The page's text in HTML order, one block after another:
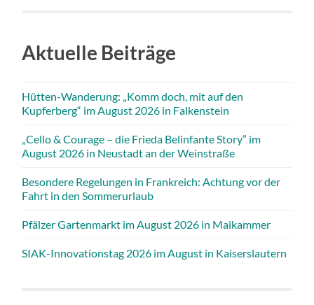
Aktuelle Beiträge
Hütten-Wanderung: „Komm doch, mit auf den
Kupferberg“ im August 2026 in Falkenstein
„Cello & Courage – die Frieda Belinfante Story” im
August 2026 in Neustadt an der Weinstraße
Besondere Regelungen in Frankreich: Achtung vor der
Fahrt in den Sommerurlaub
Pfälzer Gartenmarkt im August 2026 in Maikammer
SIAK-Innovationstag 2026 im August in Kaiserslautern